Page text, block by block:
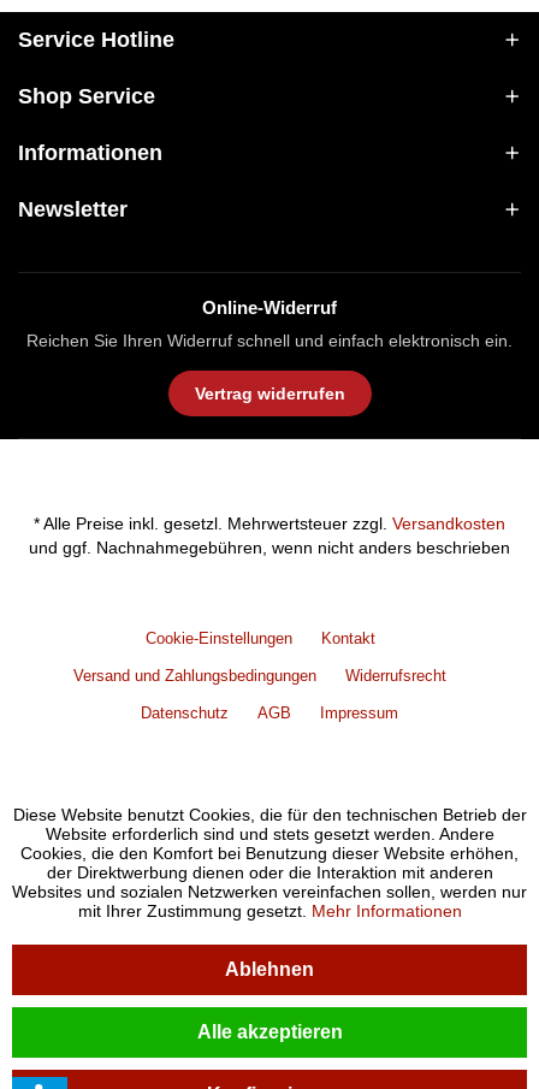
Service Hotline
Shop Service
Informationen
Newsletter
Online-Widerruf
Reichen Sie Ihren Widerruf schnell und einfach elektronisch ein.
Vertrag widerrufen
* Alle Preise inkl. gesetzl. Mehrwertsteuer zzgl. Versandkosten
und ggf. Nachnahmegebühren, wenn nicht anders beschrieben
Cookie-Einstellungen Kontakt
Versand und Zahlungsbedingungen Widerrufsrecht
Datenschutz AGB Impressum
Diese Website benutzt Cookies, die für den technischen Betrieb der
Website erforderlich sind und stets gesetzt werden. Andere
Cookies, die den Komfort bei Benutzung dieser Website erhöhen,
der Direktwerbung dienen oder die Interaktion mit anderen
Websites und sozialen Netzwerken vereinfachen sollen, werden nur
mit Ihrer Zustimmung gesetzt. Mehr Informationen
Ablehnen
Alle akzeptieren